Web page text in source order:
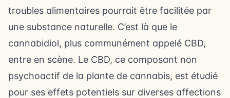
troubles alimentaires pourrait être facilitée par
une substance naturelle. C’est là que le
cannabidiol, plus communément appelé CBD,
entre en scène. Le CBD, ce composant non
psychoactif de la plante de cannabis, est étudié
pour ses effets potentiels sur diverses affections